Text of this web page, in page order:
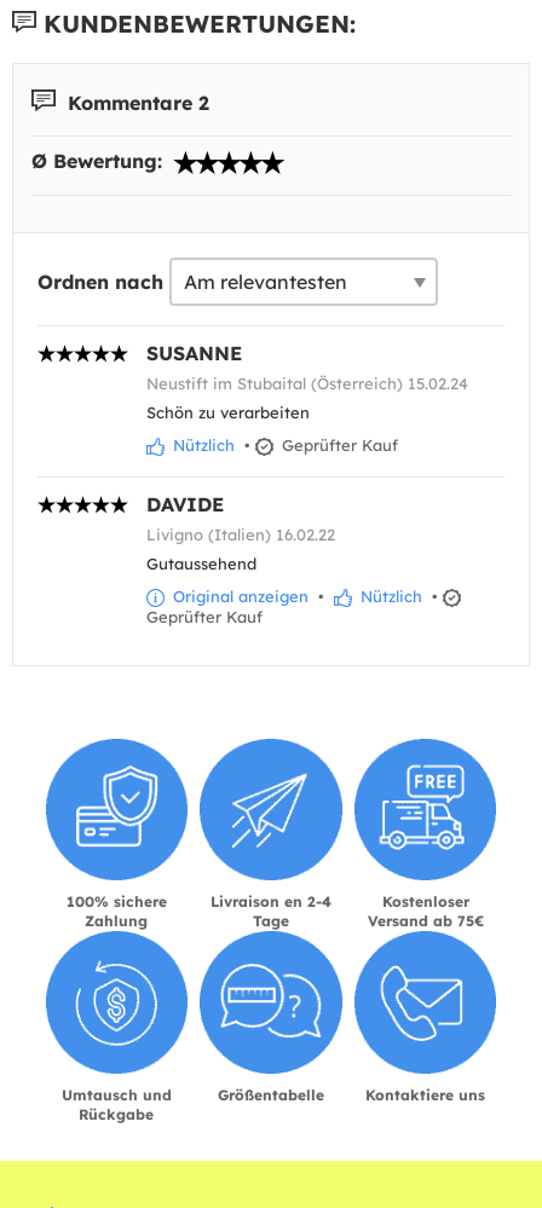
KUNDENBEWERTUNGEN:
Kommentare 2
Ø Bewertung:
Ordnen nach
SUSANNE
Neustift im Stubaital (Österreich) 15.02.24
Schön zu verarbeiten
Nützlich • Geprüfter Kauf
DAVIDE
Livigno (Italien) 16.02.22
Gutaussehend
Original anzeigen • Nützlich •
Geprüfter Kauf
100% sichere
Zahlung
Livraison en 2-4
Tage
Kostenloser
Versand ab 75€
Umtausch und
Rückgabe
Größentabelle Kontaktiere uns